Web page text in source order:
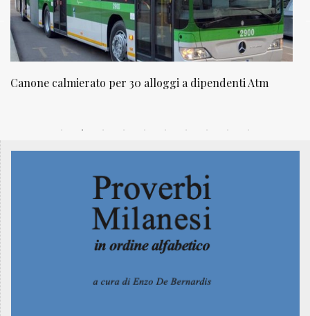
per 30 alloggi a dipendenti Atm NATUROPATIA IN